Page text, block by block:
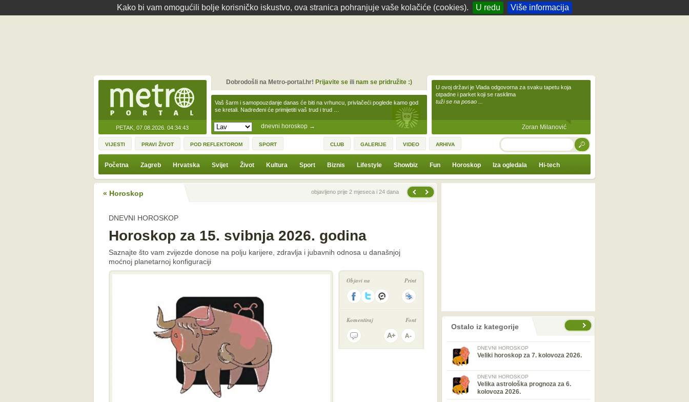
Kako bi vam omogućili bolje korisničko iskustvo, ova stranica pohranjuje vaše kolačiće (cookies). U redu Više informacija
PETAK, 07.08.2026. 04:34:43 dnevni horoskop →
Vaš šarm i samopouzdanje danas će biti na vrhuncu, privlačeći poglede kamo god
se kretali. Nadređeni će primijetiti vaš trud i trud …
Dobrodošli na Metro-portal.hr! Prijavite seili nam se pridružite :)
U ovoj državi je Vlada odgovorna za svaku tapetu koja
otpadne i parket koji se rasklima
tuži se na posao ...
Zoran Milanović
VIJESTI PRAVI ŽIVOT POD REFLEKTOROM SPORT CLUB GALERIJE VIDEO ARHIVA TRAŽI
Početna Zagreb Hrvatska Svijet Život Kultura Sport Biznis Lifestyle Showbiz Fun Horoskop Iza ogledala Hi-tech
« Horoskop Prethodna vijestobjavljeno prije 2 mjeseca i 24 dana
DNEVNI HOROSKOP
Horoskop za 15. svibnja 2026. godina
Saznajte što vam zvijezde donose na polju karijere, zdravlja i jubavnih odnosa u današnjoj
moćnoj planetarnoj konfiguraciji
Objavi na Print
Komentiraj Fontprethodno Ostalo iz kategorije
DNEVNI HOROSKOP
Veliki horoskop za 7. kolovoza 2026.
DNEVNI HOROSKOP
Velika astrološka prognoza za 6.
kolovoza 2026.